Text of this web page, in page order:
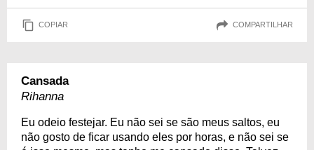
COPIAR COMPARTILHAR
Cansada
Rihanna
Eu odeio festejar. Eu não sei se são meus saltos, eu
não gosto de ficar usando eles por horas, e não sei se